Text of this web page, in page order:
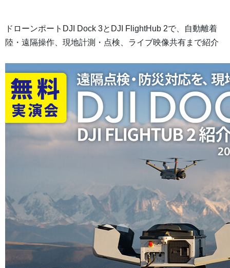
ドローンポートDJI Dock 3とDJI FlightHub 2で、自動離着
陸・遠隔操作、現地計測・点検、ライブ映像共有まで紹介